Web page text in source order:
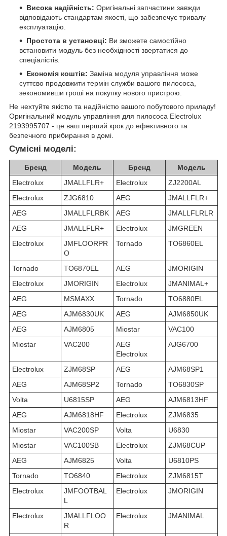
Висока надійність: Оригінальні запчастини завжди
відповідають стандартам якості, що забезпечує тривалу
експлуатацію.
Простота в установці: Ви зможете самостійно
встановити модуль без необхідності звертатися до
спеціалістів.
Економія коштів: Заміна модуля управління може
суттєво продовжити термін служби вашого пилососа,
зекономивши гроші на покупку нового пристрою.
Не нехтуйте якістю та надійністю вашого побутового приладу!
Оригінальний модуль управління для пилососа Electrolux
2193995707 - це ваш перший крок до ефективного та
безпечного прибирання в домі.
Сумісні моделі:
Бренд Модель Бренд
Модель
Electrolux
JMALLFLR+ Electrolux
ZJ2200AL
Electrolux
ZJG6810 AEG
JMALLFLR+
AEG
JMALLFLRBK AEG
JMALLFLRLR
AEG
JMALLFLR+ Electrolux
JMGREEN
Electrolux
JMFLOORPR
O
Tornado TO6860EL
Tornado TO6870EL AEG
JMORIGIN
Electrolux
JMORIGIN Electrolux
JMANIMAL+
AEG
MSMAXX Tornado
TO6880EL
AEG
AJM6830UK AEG
AJM6850UK
AEG
AJM6805 Miostar
VAC100
Miostar
VAC200
AEG
Electrolux
AJG6700
Electrolux ZJM68SP AEG
AJM68SP1
AEG
AJM68SP2 Tornado
TO6830SP
Volta
U6815SP AEG
AJM6813HF
AEG
AJM6818HF Electrolux
ZJM6835
Miostar
VAC200SP Volta
U6830
Miostar
VAC100SB Electrolux
ZJM68CUP
AEG
AJM6825 Volta
U6810PS
Tornado
TO6840 Electrolux
ZJM6815T
Electrolux
JMFOOTBAL
L
Electrolux JMORIGIN
Electrolux
JMALLFLOO
R
Electrolux JMANIMAL